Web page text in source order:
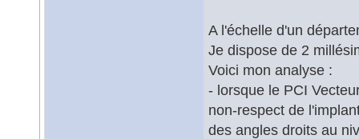
A l'échelle d'un
Je dispose de 2
Voici mon analyse :
- lorsque le PCI
non-respect de
des angles droits au